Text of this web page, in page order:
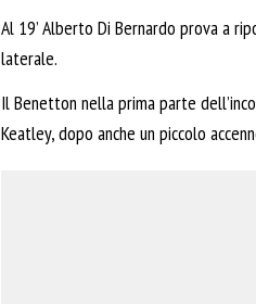
Al 19’ Alberto Di Bernardo prova a
laterale.
Il Benetton nella prima parte
Keatley, dopo anche un piccolo